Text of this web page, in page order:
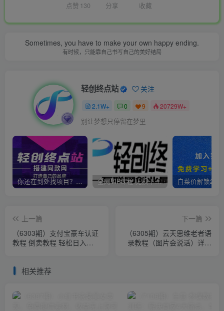
点赞 130 分享 收藏
Sometimes, you have to make your own happy ending.
有时候，只能靠自己书写自己的美好结局
轻创终点站 关注
2.1W+ 0 9 20729W+
别让梦想只停留在梦里
你还在到处找项目？还在当韭菜？我靠卖项目一个月收入5万+，曾经我也是个失败者。 全网VIP课程 无损下载~
上一篇
（6303期）支付宝豪车认证
教程 倒卖教程 轻松日入
下一篇
（6305期）云天思维老者语
录教程（图片会说话）详细
相关推荐